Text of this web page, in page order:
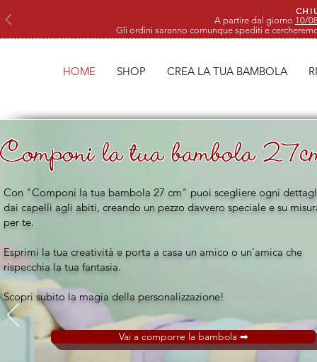
A partire dal giorno 10/
Gli ordini saranno comunque spediti e
HOME SHOP CREA LA TUA BAMBOLA
Componi la tua bambola
Con "Componi la tua bambola 27 cm" puoi scegliere ogni
dai capelli agli abiti, creando un pezzo davvero speciale e su
per te.
Esprimi la tua creatività e porta a casa un amico o un'amica che
rispecchia la tua fantasia.
Scopri subito la magia della personalizzazione!
Vai a comporre la bambola ➡